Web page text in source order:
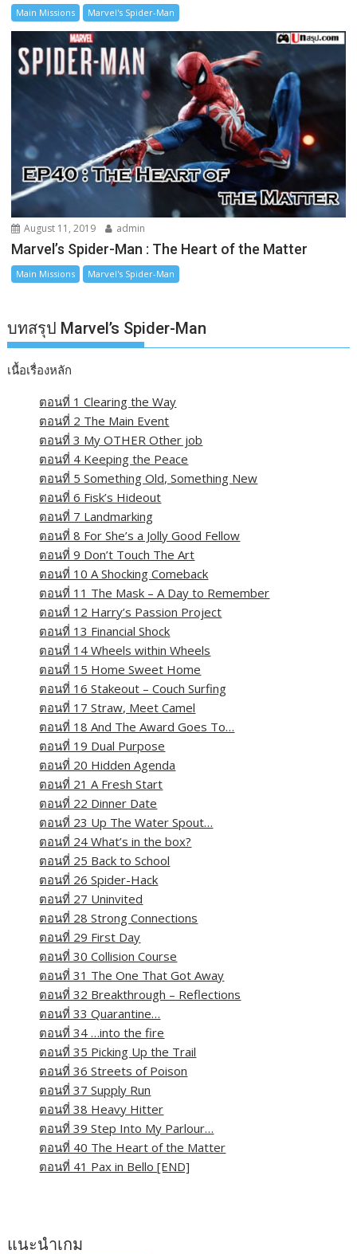
Main Missions Marvel's Spider-Man
August 11, 2019 admin
Marvel’s Spider-Man : The Heart of the Matter
Main Missions Marvel's Spider-Man
บทสรุป Marvel’s Spider-Man
เนื้อเรื่องหลัก
ตอนที่ 1 Clearing the Way
ตอนที่ 2 The Main Event
ตอนที่ 3 My OTHER Other job
ตอนที่ 4 Keeping the Peace
ตอนที่ 5 Something Old, Something New
ตอนที่ 6 Fisk’s Hideout
ตอนที่ 7 Landmarking
ตอนที่ 8 For She’s a Jolly Good Fellow
ตอนที่ 9 Don’t Touch The Art
ตอนที่ 10 A Shocking Comeback
ตอนที่ 11 The Mask – A Day to Remember
ตอนที่ 12 Harry’s Passion Project
ตอนที่ 13 Financial Shock
ตอนที่ 14 Wheels within Wheels
ตอนที่ 15 Home Sweet Home
ตอนที่ 16 Stakeout – Couch Surfing
ตอนที่ 17 Straw, Meet Camel
ตอนที่ 18 And The Award Goes To…
ตอนที่ 19 Dual Purpose
ตอนที่ 20 Hidden Agenda
ตอนที่ 21 A Fresh Start
ตอนที่ 22 Dinner Date
ตอนที่ 23 Up The Water Spout…
ตอนที่ 24 What’s in the box?
ตอนที่ 25 Back to School
ตอนที่ 26 Spider-Hack
ตอนที่ 27 Uninvited
ตอนที่ 28 Strong Connections
ตอนที่ 29 First Day
ตอนที่ 30 Collision Course
ตอนที่ 31 The One That Got Away
ตอนที่ 32 Breakthrough – Reflections
ตอนที่ 33 Quarantine…
ตอนที่ 34 …into the fire
ตอนที่ 35 Picking Up the Trail
ตอนที่ 36 Streets of Poison
ตอนที่ 37 Supply Run
ตอนที่ 38 Heavy Hitter
ตอนที่ 39 Step Into My Parlour…
ตอนที่ 40 The Heart of the Matter
ตอนที่ 41 Pax in Bello [END]
แนะนำเกม